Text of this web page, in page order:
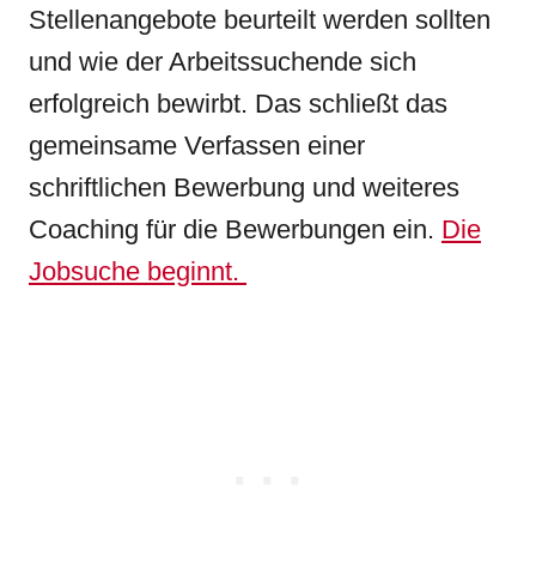
Stellenangebote beurteilt werden sollten
und wie der Arbeitssuchende sich
erfolgreich bewirbt. Das schließt das
gemeinsame Verfassen einer
schriftlichen Bewerbung und weiteres
Coaching für die Bewerbungen ein. Die
Jobsuche beginnt.